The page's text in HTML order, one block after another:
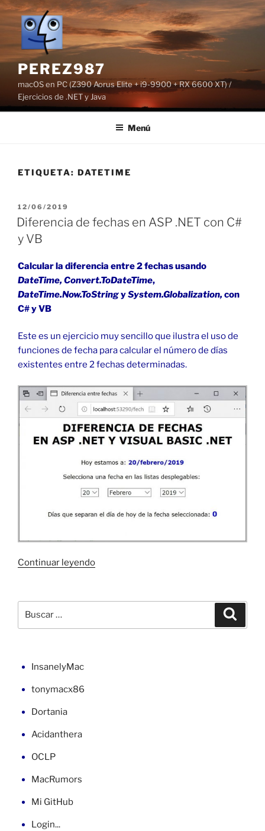
Saltar
contenido
PEREZ987
macOS en PC (Z390 Aorus Elite + i9-9900 + RX 6600 XT) /
Ejercicios de .NET y Java
Menú
ETIQUETA: DATETIME
PUBLICADO
EL
12/06/2019
Diferencia de fechas en ASP .NET con C#
y VB
Calcular la diferencia entre 2 fechas usando
DateTime,Convert.ToDateTime,
DateTime.Now.ToStringySystem.Globalization,con
C# y VB
Este es un ejercicio muy sencillo que ilustra el uso de
funciones de fecha para calcular el número de días
existentes entre 2 fechas determinadas.
Continuar leyendo«Diferencia
en
por:
InsanelyMac
tonymacx86
Dortania
Acidanthera
OCLP
MacRumors
Mi GitHub
Login...